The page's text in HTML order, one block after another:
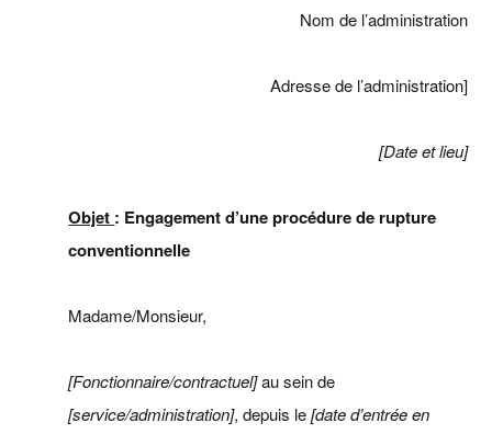
Nom de l’administration
Adresse de l’administration]
[Date et lieu]
Objet : Engagement d’une procédure de rupture
conventionnelle
Madame/Monsieur,
[Fonctionnaire/contractuel]au sein de
[service/administration], depuis le[date d’entrée en